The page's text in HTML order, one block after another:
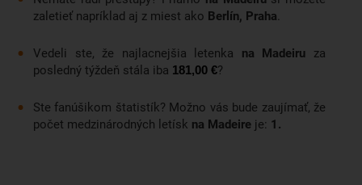
výletov na tomto kúzelnom ostrove.
zaletieť napríklad aj z miest ako Berlín, Praha.
Vedeli ste, že najlacnejšia letenka na Madeiru za
posledný týždeň stála iba 181,00 €?
Ste fanúšikom štatistík? Možno vás bude zaujímať, že
počet medzinárodných letísk na Madeire je: 1.